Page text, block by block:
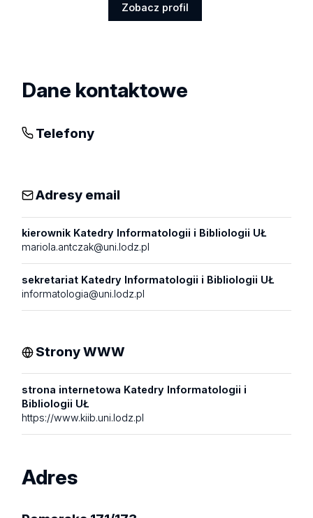
Zobacz profil
Dane kontaktowe
Telefony
Adresy email
kierownik Katedry Informatologii i Bibliologii UŁ
mariola.antczak@uni.lodz.pl
sekretariat Katedry Informatologii i Bibliologii UŁ
informatologia@uni.lodz.pl
Strony WWW
strona internetowa Katedry Informatologii i
Bibliologii UŁ
https://www.kiib.uni.lodz.pl
Adres